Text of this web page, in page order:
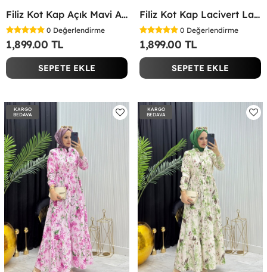
Filiz Kot Kap Açık Mavi Açık Mavi
0 Değerlendirme
1,899.00 TL
SEPETE EKLE
Filiz Kot Kap Lacivert Lacivert
0 Değerlendirme
1,899.00 TL
SEPETE EKLE
KARGO
BEDAVA
KARGO
BEDAVA